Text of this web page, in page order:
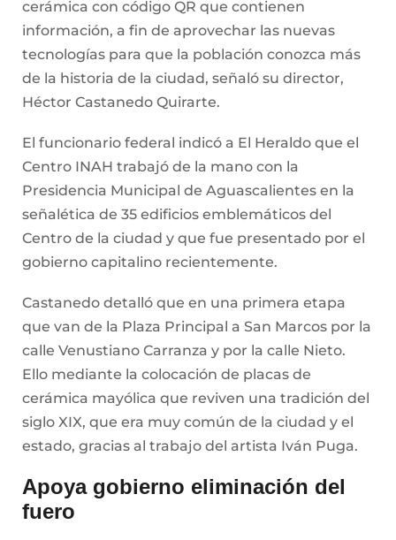
cerámica con código QR que contienen
información, a fin de aprovechar las nuevas
tecnologías para que la población conozca más
de la historia de la ciudad, señaló su director,
Héctor Castanedo Quirarte.
El funcionario federal indicó a El Heraldo que el
Centro INAH trabajó de la mano con la
Presidencia Municipal de Aguascalientes en la
señalética de 35 edificios emblemáticos del
Centro de la ciudad y que fue presentado por el
gobierno capitalino recientemente.
Castanedo detalló que en una primera etapa
que van de la Plaza Principal a San Marcos por la
calle Venustiano Carranza y por la calle Nieto.
Ello mediante la colocación de placas de
cerámica mayólica que reviven una tradición del
siglo XIX, que era muy común de la ciudad y el
estado, gracias al trabajo del artista Iván Puga.
Apoya gobierno eliminación del
fuero